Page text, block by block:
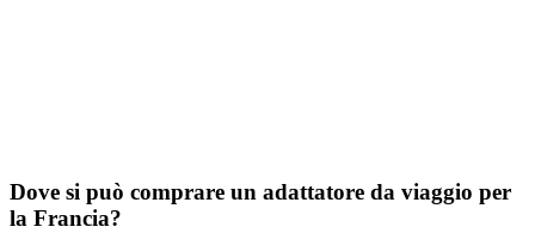
Dove si può comprare un adattatore da viaggio per
la Francia?